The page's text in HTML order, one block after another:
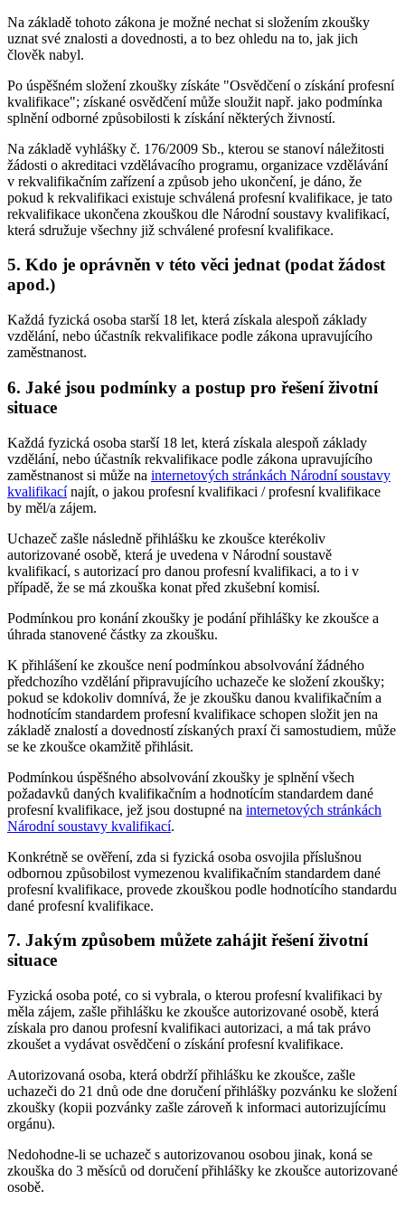
Na základě tohoto zákona je možné nechat si složením zkoušky
uznat své znalosti a dovednosti, a to bez ohledu na to, jak jich
člověk nabyl.
Po úspěšném složení zkoušky získáte "Osvědčení o získání profesní
kvalifikace"; získané osvědčení může sloužit např. jako podmínka
splnění odborné způsobilosti k získání některých živností.
Na základě vyhlášky č. 176/2009 Sb., kterou se stanoví náležitosti
žádosti o akreditaci vzdělávacího programu, organizace vzdělávání
v rekvalifikačním zařízení a způsob jeho ukončení, je dáno, že
pokud k rekvalifikaci existuje schválená profesní kvalifikace, je tato
rekvalifikace ukončena zkouškou dle Národní soustavy kvalifikací,
která sdružuje všechny již schválené profesní kvalifikace.
5. Kdo je oprávněn v této věci jednat (podat žádost
apod.)
Každá fyzická osoba starší 18 let, která získala alespoň základy
vzdělání, nebo účastník rekvalifikace podle zákona upravujícího
zaměstnanost.
6. Jaké jsou podmínky a postup pro řešení životní
situace
Každá fyzická osoba starší 18 let, která získala alespoň základy
vzdělání, nebo účastník rekvalifikace podle zákona upravujícího
zaměstnanost si může na internetových stránkách Národní soustavy
kvalifikacínajít, o jakou profesní kvalifikaci / profesní kvalifikace
by měl/a zájem.
Uchazeč zašle následně přihlášku ke zkoušce kterékoliv
autorizované osobě, která je uvedena v Národní soustavě
kvalifikací, s autorizací pro danou profesní kvalifikaci, a to i v
případě, že se má zkouška konat před zkušební komisí.
Podmínkou pro konání zkoušky je podání přihlášky ke zkoušce a
úhrada stanovené částky za zkoušku.
K přihlášení ke zkoušce není podmínkou absolvování žádného
předchozího vzdělání připravujícího uchazeče ke složení zkoušky;
pokud se kdokoliv domnívá, že je zkoušku danou kvalifikačním a
hodnotícím standardem profesní kvalifikace schopen složit jen na
základě znalostí a dovedností získaných praxí či samostudiem, může
se ke zkoušce okamžitě přihlásit.
Podmínkou úspěšného absolvování zkoušky je splnění všech
požadavků daných kvalifikačním a hodnotícím standardem dané
profesní kvalifikace, jež jsou dostupné na internetových stránkách
Národní soustavy kvalifikací.
Konkrétně se ověření, zda si fyzická osoba osvojila příslušnou
odbornou způsobilost vymezenou kvalifikačním standardem dané
profesní kvalifikace, provede zkouškou podle hodnotícího standardu
dané profesní kvalifikace.
7. Jakým způsobem můžete zahájit řešení životní
situace
Fyzická osoba poté, co si vybrala, o kterou profesní kvalifikaci by
měla zájem, zašle přihlášku ke zkoušce autorizované osobě, která
získala pro danou profesní kvalifikaci autorizaci, a má tak právo
zkoušet a vydávat osvědčení o získání profesní kvalifikace.
Autorizovaná osoba, která obdrží přihlášku ke zkoušce, zašle
uchazeči do 21 dnů ode dne doručení přihlášky pozvánku ke složení
zkoušky (kopii pozvánky zašle zároveň k informaci autorizujícímu
orgánu).
Nedohodne-li se uchazeč s autorizovanou osobou jinak, koná se
zkouška do 3 měsíců od doručení přihlášky ke zkoušce autorizované
osobě.